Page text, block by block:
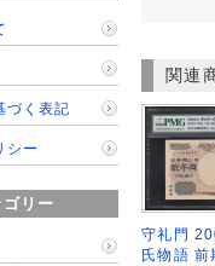
関連
守礼門
氏物語 前
づく表記
シー
リー